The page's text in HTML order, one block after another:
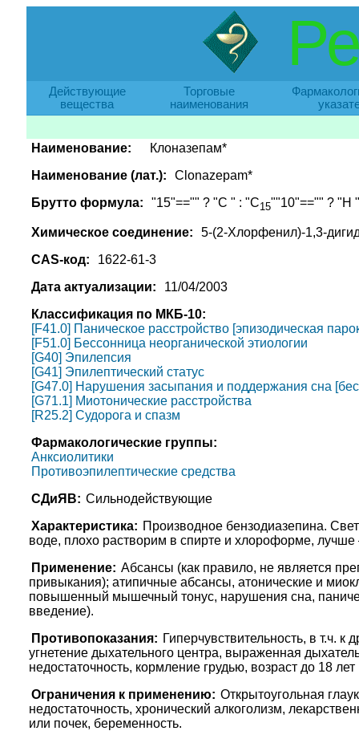
Действующие
вещества
Торговые
наименования
Наименование:
Клоназепам*
Наименование (лат.):
Clonazepam*
Брутто формула:
"15"=="" ? "C " : "C15""10"=="" ? "H
Химическое соединение:
5-(2-Хлорфенил)-1,3-
CAS-код:
1622-61-3
Дата актуализации:
11/04/2003
Классификация по МКБ-10:
[F41.0] Паническое расстройство [эпизодическая
[F51.0] Бессонница неорганической этиологии
[G40] Эпилепсия
[G41] Эпилептический статус
[G47.0] Нарушения засыпания и поддержания сна
[G71.1] Миотонические расстройства
[R25.2] Судорога и спазм
Фармакологические группы:
Анксиолитики
Противоэпилептические средства
СДиЯВ: Сильнодействующие
Характеристика: Производное бензодиазепина.
воде, плохо растворим в спирте и хлороформе,
Применение: Абсансы (как правило, не является
привыкания); атипичные абсансы, атонические и
повышенный мышечный тонус, нарушения сна,
введение).
Противопоказания: Гиперчувствительность, в т.ч.
угнетение дыхательного центра, выраженная
недостаточность, кормление грудью, возраст до 18
Ограничения к применению: Открытоугольная
недостаточность, хронический алкоголизм,
или почек, беременность.